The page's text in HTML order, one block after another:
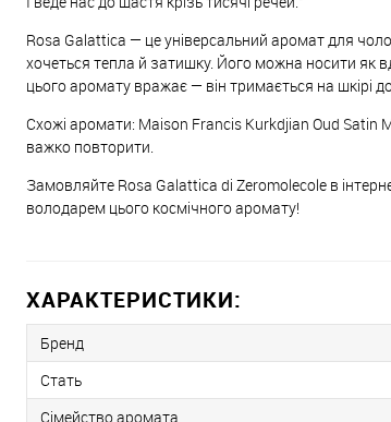
Rosa Galattica — це універсальний аромат для
хочеться тепла й затишку. Його можна носити як
цього аромату вражає — він тримається на
Схожі аромати: Maison Francis Kurkdjian Oud Satin
важко повторити.
Замовляйте Rosa Galattica di Zeromolecole в
володарем цього космічного аромату!
ХАРАКТЕРИСТИКИ:
Бренд
Стать
Сімейство аромата